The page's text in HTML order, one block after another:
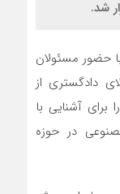
حضور مسئولان
دادگستری از
برای آشنایی با
در حوزه